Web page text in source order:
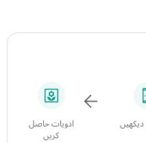
ادویات حاصل